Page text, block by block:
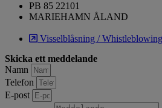
PB 85 22101
MARIEHAMN ÅLAND
Visselblåsning / Whistleblowing
Skicka ett meddelande
Namn
Telefon
E-post